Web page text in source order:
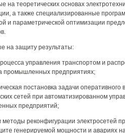
на теоретических основах
а также специализированные
и параметрической оптимизации
на защиту результаты:
управления транспортом и
промышленных предприятиях;
постановка задачи оперативного
сетей при автоматизированном
предприятий;
методы реконфигурации электросетей
генерируемой мощности и авариях